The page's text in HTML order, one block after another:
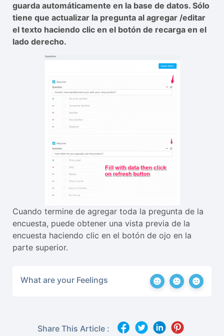
guarda automáticamente en la base de datos. Sólo
tiene que actualizar la pregunta al agregar /editar
el texto haciendo clic en el botón de recarga en el
lado derecho.
Cuando termine de agregar toda la pregunta de la
encuesta, puede obtener una vista previa de la
encuesta haciendo clic en el botón de ojo en la
parte superior.
What are your Feelings
Share This Article :